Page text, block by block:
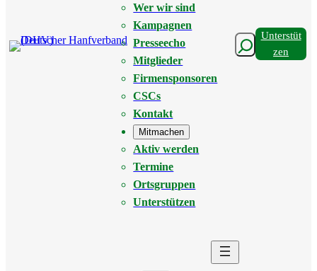
Wer wir sind
Kampagnen
Presseecho
Mitglieder
Firmensponsoren
CSCs
Kontakt
Mitmachen
Aktiv werden
Termine
Ortsgruppen
Unterstützen
SuchenUnterstüt
Zen